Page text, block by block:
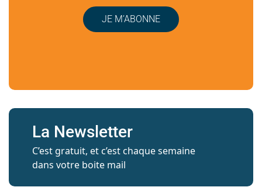
JE M’ABONNE
La Newsletter
C’est gratuit, et c’est chaque semaine
dans votre boite mail